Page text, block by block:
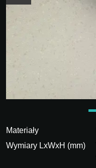
Materiały
Wymiary LxWxH (mm)